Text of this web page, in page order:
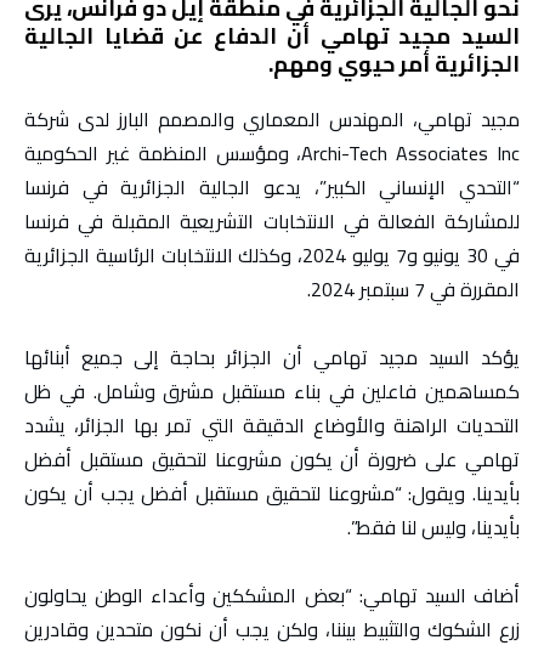
نحو الجالية الجزائرية في منطقة إيل دو فرانس، يرى
السيد مجيد تهامي أن الدفاع عن قضايا الجالية
الجزائرية أمر حيوي ومهم.
مجيد تهامي، المهندس المعماري والمصمم البارز لدى شركة
Archi-Tech Associates Inc، ومؤسس المنظمة غير الحكومية
“التحدي الإنساني الكبير”، يدعو الجالية الجزائرية في فرنسا
للمشاركة الفعالة في الانتخابات التشريعية المقبلة في فرنسا
في 30 يونيو و7 يوليو 2024، وكذلك الانتخابات الرئاسية الجزائرية
المقررة في 7 سبتمبر 2024.
يؤكد السيد مجيد تهامي أن الجزائر بحاجة إلى جميع أبنائها
كمساهمين فاعلين في بناء مستقبل مشرق وشامل. في ظل
التحديات الراهنة والأوضاع الدقيقة التي تمر بها الجزائر، يشدد
تهامي على ضرورة أن يكون مشروعنا لتحقيق مستقبل أفضل
بأيدينا. ويقول: “مشروعنا لتحقيق مستقبل أفضل يجب أن يكون
بأيدينا، وليس لنا فقط”.
أضاف السيد تهامي: “بعض المشككين وأعداء الوطن يحاولون
زرع الشكوك والتثبيط بيننا، ولكن يجب أن نكون متحدين وقادرين